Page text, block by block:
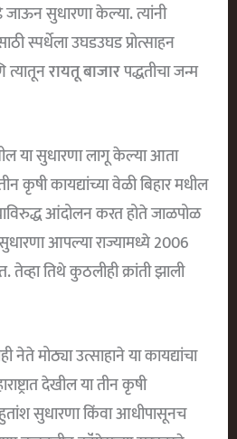
जाऊन सुधारणा केल्या. त्यांनी
स्पर्धेला उघडउघड प्रोत्साहन
त्यातूनरायतू बाजारपद्धतीचा जन्म
या सुधारणा लागू केल्या आता
कृषी कायद्यांच्या वेळी बिहार मधील
आंदोलन करत होते जाळपोळ
आपल्या राज्यामध्ये 2006
तिथे कुठलीही क्रांती झाली
नेते मोठ्या उत्साहाने या कायद्यांचा
देखील या तीन कृषी
सुधारणा किंवा आधीपासूनच